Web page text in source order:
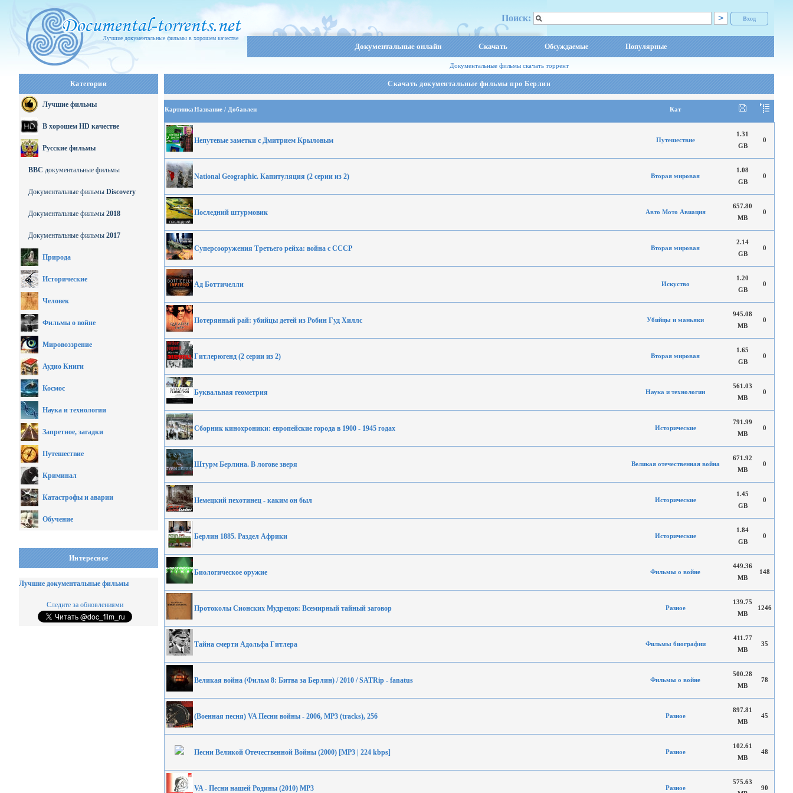
Лучшие документальные фильмы в хорошем качестве
Вход
Поиск:
Документальные онлайн Скачать Обсуждаемые Популярные
Документальные фильмы скачать торрент
Категории
Лучшие фильмы
В хорошем HD качестве
Русские фильмы
BBC документальные фильмы
Документальные фильмы Discovery
Документальные фильмы 2018
Документальные фильмы 2017
Природа
Исторические
Человек
Фильмы о войне
Мировоззрение
Аудио Книги
Космос
Наука и технологии
Запретное, загадки
Путешествие
Криминал
Катастрофы и аварии
Обучение
Интересное
Лучшие документальные фильмы
Следите за обновлениями
Скачать документальные фильмы про Берлин
КартинкаНазвание / Добавлен Кат
Непутевые заметки с Дмитрием Крыловым Путешествие
1.31
GB
0
National Geographic. Капитуляция (2 серии из 2) Вторая мировая
1.08
GB
0
Последний штурмовик Авто Мото Авиация
657.80
MB
0
Суперсооружения Третьего рейха: война с СССР Вторая мировая
2.14
GB
0
Ад Боттичелли Искуство
1.20
GB
0
Потерянный рай: убийцы детей из Робин Гуд Хиллс Убийцы и маньяки
945.08
MB
0
Гитлерюгенд (2 серии из 2) Вторая мировая
1.65
GB
0
Буквальная геометрия Наука и технологии
561.03
MB
0
Сборник кинохроники: европейские города в 1900 - 1945 годах Исторические
791.99
MB
0
Штурм Берлина. В логове зверя Великая отечественная война
671.92
MB
0
Немецкий пехотинец - каким он был Исторические
1.45
GB
0
Берлин 1885. Раздел Африки Исторические
1.84
GB
0
Биологическое оружие Фильмы о войне
449.36
MB
148
Протоколы Сионских Мудрецов: Всемирный тайный заговор Разное
139.75
MB
1246
Тайна смерти Адольфа Гитлера Фильмы биографии
411.77
MB
35
Великая война (Фильм 8: Битва за Берлин) / 2010 / SATRip - fanatus Фильмы о войне
500.28
MB
78
(Военная песня) VA Песни войны - 2006, MP3 (tracks), 256 Разное
897.81
MB
45
Песни Великой Отечественной Войны (2000) [MP3 | 224 kbps] Разное
102.61
MB
48
VA - Песни нашей Родины (2010) MP3 Разное
575.63
90